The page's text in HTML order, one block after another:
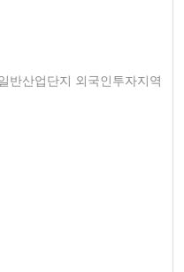
산업단지 외국인투자지역